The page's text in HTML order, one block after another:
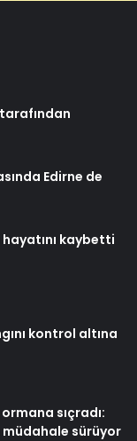
Edirne de
kaybetti
kontrol altına
ormana sıçradı:
sürüyor